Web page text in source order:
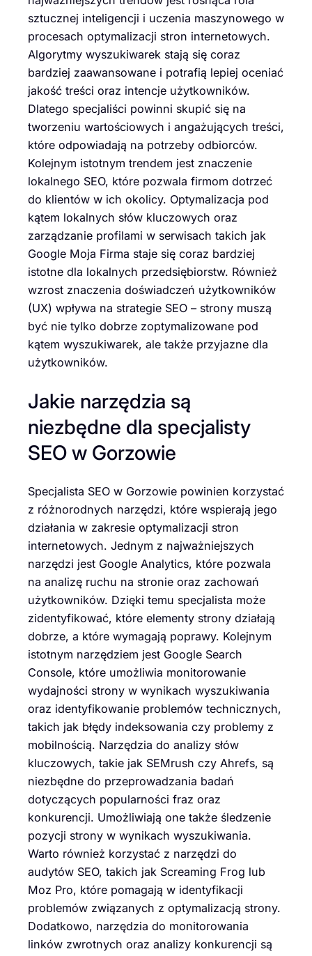
sztucznej inteligencji i uczenia maszynowego w
procesach optymalizacji stron internetowych.
Algorytmy wyszukiwarek stają się coraz
bardziej zaawansowane i potrafią lepiej oceniać
jakość treści oraz intencje użytkowników.
Dlatego specjaliści powinni skupić się na
tworzeniu wartościowych i angażujących treści,
które odpowiadają na potrzeby odbiorców.
Kolejnym istotnym trendem jest znaczenie
lokalnego SEO, które pozwala firmom dotrzeć
do klientów w ich okolicy. Optymalizacja pod
kątem lokalnych słów kluczowych oraz
zarządzanie profilami w serwisach takich jak
Google Moja Firma staje się coraz bardziej
istotne dla lokalnych przedsiębiorstw. Również
wzrost znaczenia doświadczeń użytkowników
(UX) wpływa na strategie SEO – strony muszą
być nie tylko dobrze zoptymalizowane pod
kątem wyszukiwarek, ale także przyjazne dla
użytkowników.
Jakie narzędzia są
niezbędne dla specjalisty
SEO w Gorzowie
Specjalista SEO w Gorzowie powinien korzystać
z różnorodnych narzędzi, które wspierają jego
działania w zakresie optymalizacji stron
internetowych. Jednym z najważniejszych
narzędzi jest Google Analytics, które pozwala
na analizę ruchu na stronie oraz zachowań
użytkowników. Dzięki temu specjalista może
zidentyfikować, które elementy strony działają
dobrze, a które wymagają poprawy. Kolejnym
istotnym narzędziem jest Google Search
Console, które umożliwia monitorowanie
wydajności strony w wynikach wyszukiwania
oraz identyfikowanie problemów technicznych,
takich jak błędy indeksowania czy problemy z
mobilnością. Narzędzia do analizy słów
kluczowych, takie jak SEMrush czy Ahrefs, są
niezbędne do przeprowadzania badań
dotyczących popularności fraz oraz
konkurencji. Umożliwiają one także śledzenie
pozycji strony w wynikach wyszukiwania.
Warto również korzystać z narzędzi do
audytów SEO, takich jak Screaming Frog lub
Moz Pro, które pomagają w identyfikacji
problemów związanych z optymalizacją strony.
Dodatkowo, narzędzia do monitorowania
linków zwrotnych oraz analizy konkurencji są